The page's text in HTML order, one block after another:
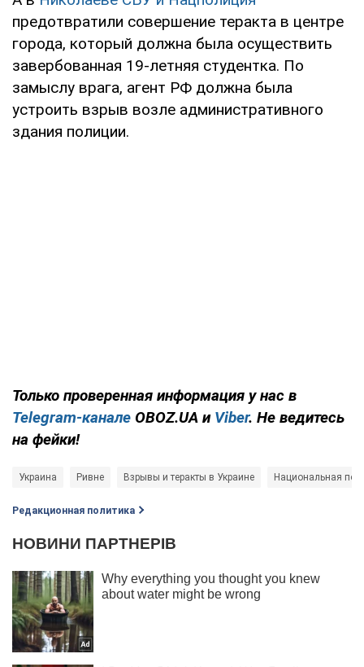
предотвратили совершение теракта в центре
города, который должна была осуществить
завербованная 19-летняя студентка. По
замыслу врага, агент РФ должна была
устроить взрыв возле административного
здания полиции.
Только проверенная информация у нас в
Telegram-канале OBOZ.UA и Viber. Не ведитесь
на фейки!
Украина Ривне Взрывы и теракты в Украине Национальная
Редакционная политика